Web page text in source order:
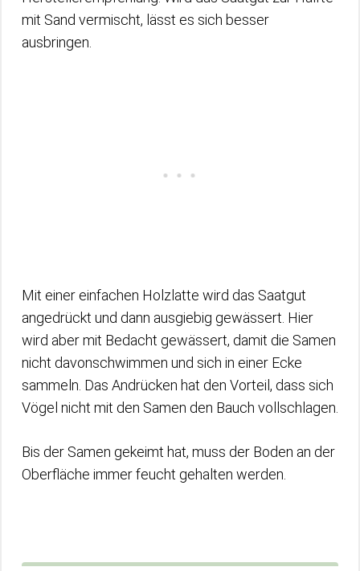
mit Sand vermischt, lässt es sich besser
ausbringen.
Mit einer einfachen Holzlatte wird das Saatgut
angedrückt und dann ausgiebig gewässert. Hier
wird aber mit Bedacht gewässert, damit die Samen
nicht davonschwimmen und sich in einer Ecke
sammeln. Das Andrücken hat den Vorteil, dass sich
Vögel nicht mit den Samen den Bauch vollschlagen.
Bis der Samen gekeimt hat, muss der Boden an der
Oberfläche immer feucht gehalten werden.